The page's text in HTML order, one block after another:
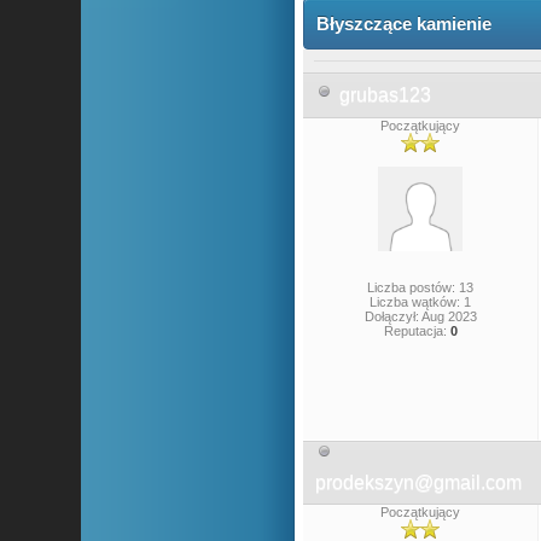
Błyszczące kamienie
grubas123
Początkujący
Liczba postów: 13
Liczba wątków: 1
Dołączył: Aug 2023
Reputacja: 0
prodekszyn@gmail.com
Początkujący